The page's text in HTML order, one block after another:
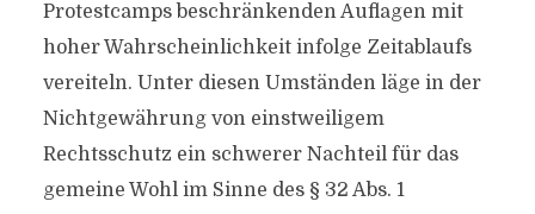
Protestcamps beschränkenden Auflagen mit
hoher Wahrscheinlichkeit infolge Zeitablaufs
vereiteln. Unter diesen Umständen läge in der
Nichtgewährung von einstweiligem
Rechtsschutz ein schwerer Nachteil für das
gemeine Wohl im Sinne des § 32 Abs. 1